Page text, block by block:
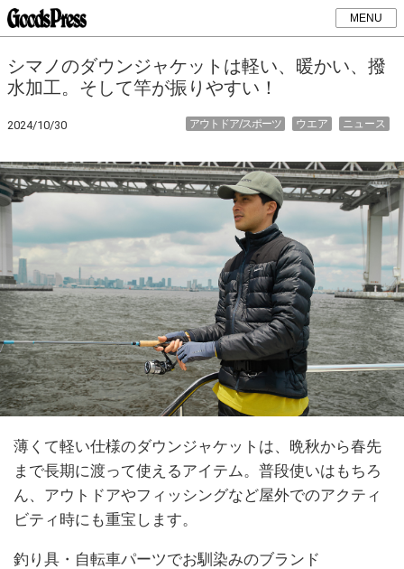
MENU
シマノのダウンジャケットは軽い、暖かい、撥
水加工。そして竿が振りやすい！
2024/10/30 ニュース
ウエア
アウトドア/スポーツ
薄くて軽い仕様のダウンジャケットは、晩秋から春先
まで長期に渡って使えるアイテム。普段使いはもちろ
ん、アウトドアやフィッシングなど屋外でのアクティ
ビティ時にも重宝します。
釣り具・自転車パーツでお馴染みのブランド